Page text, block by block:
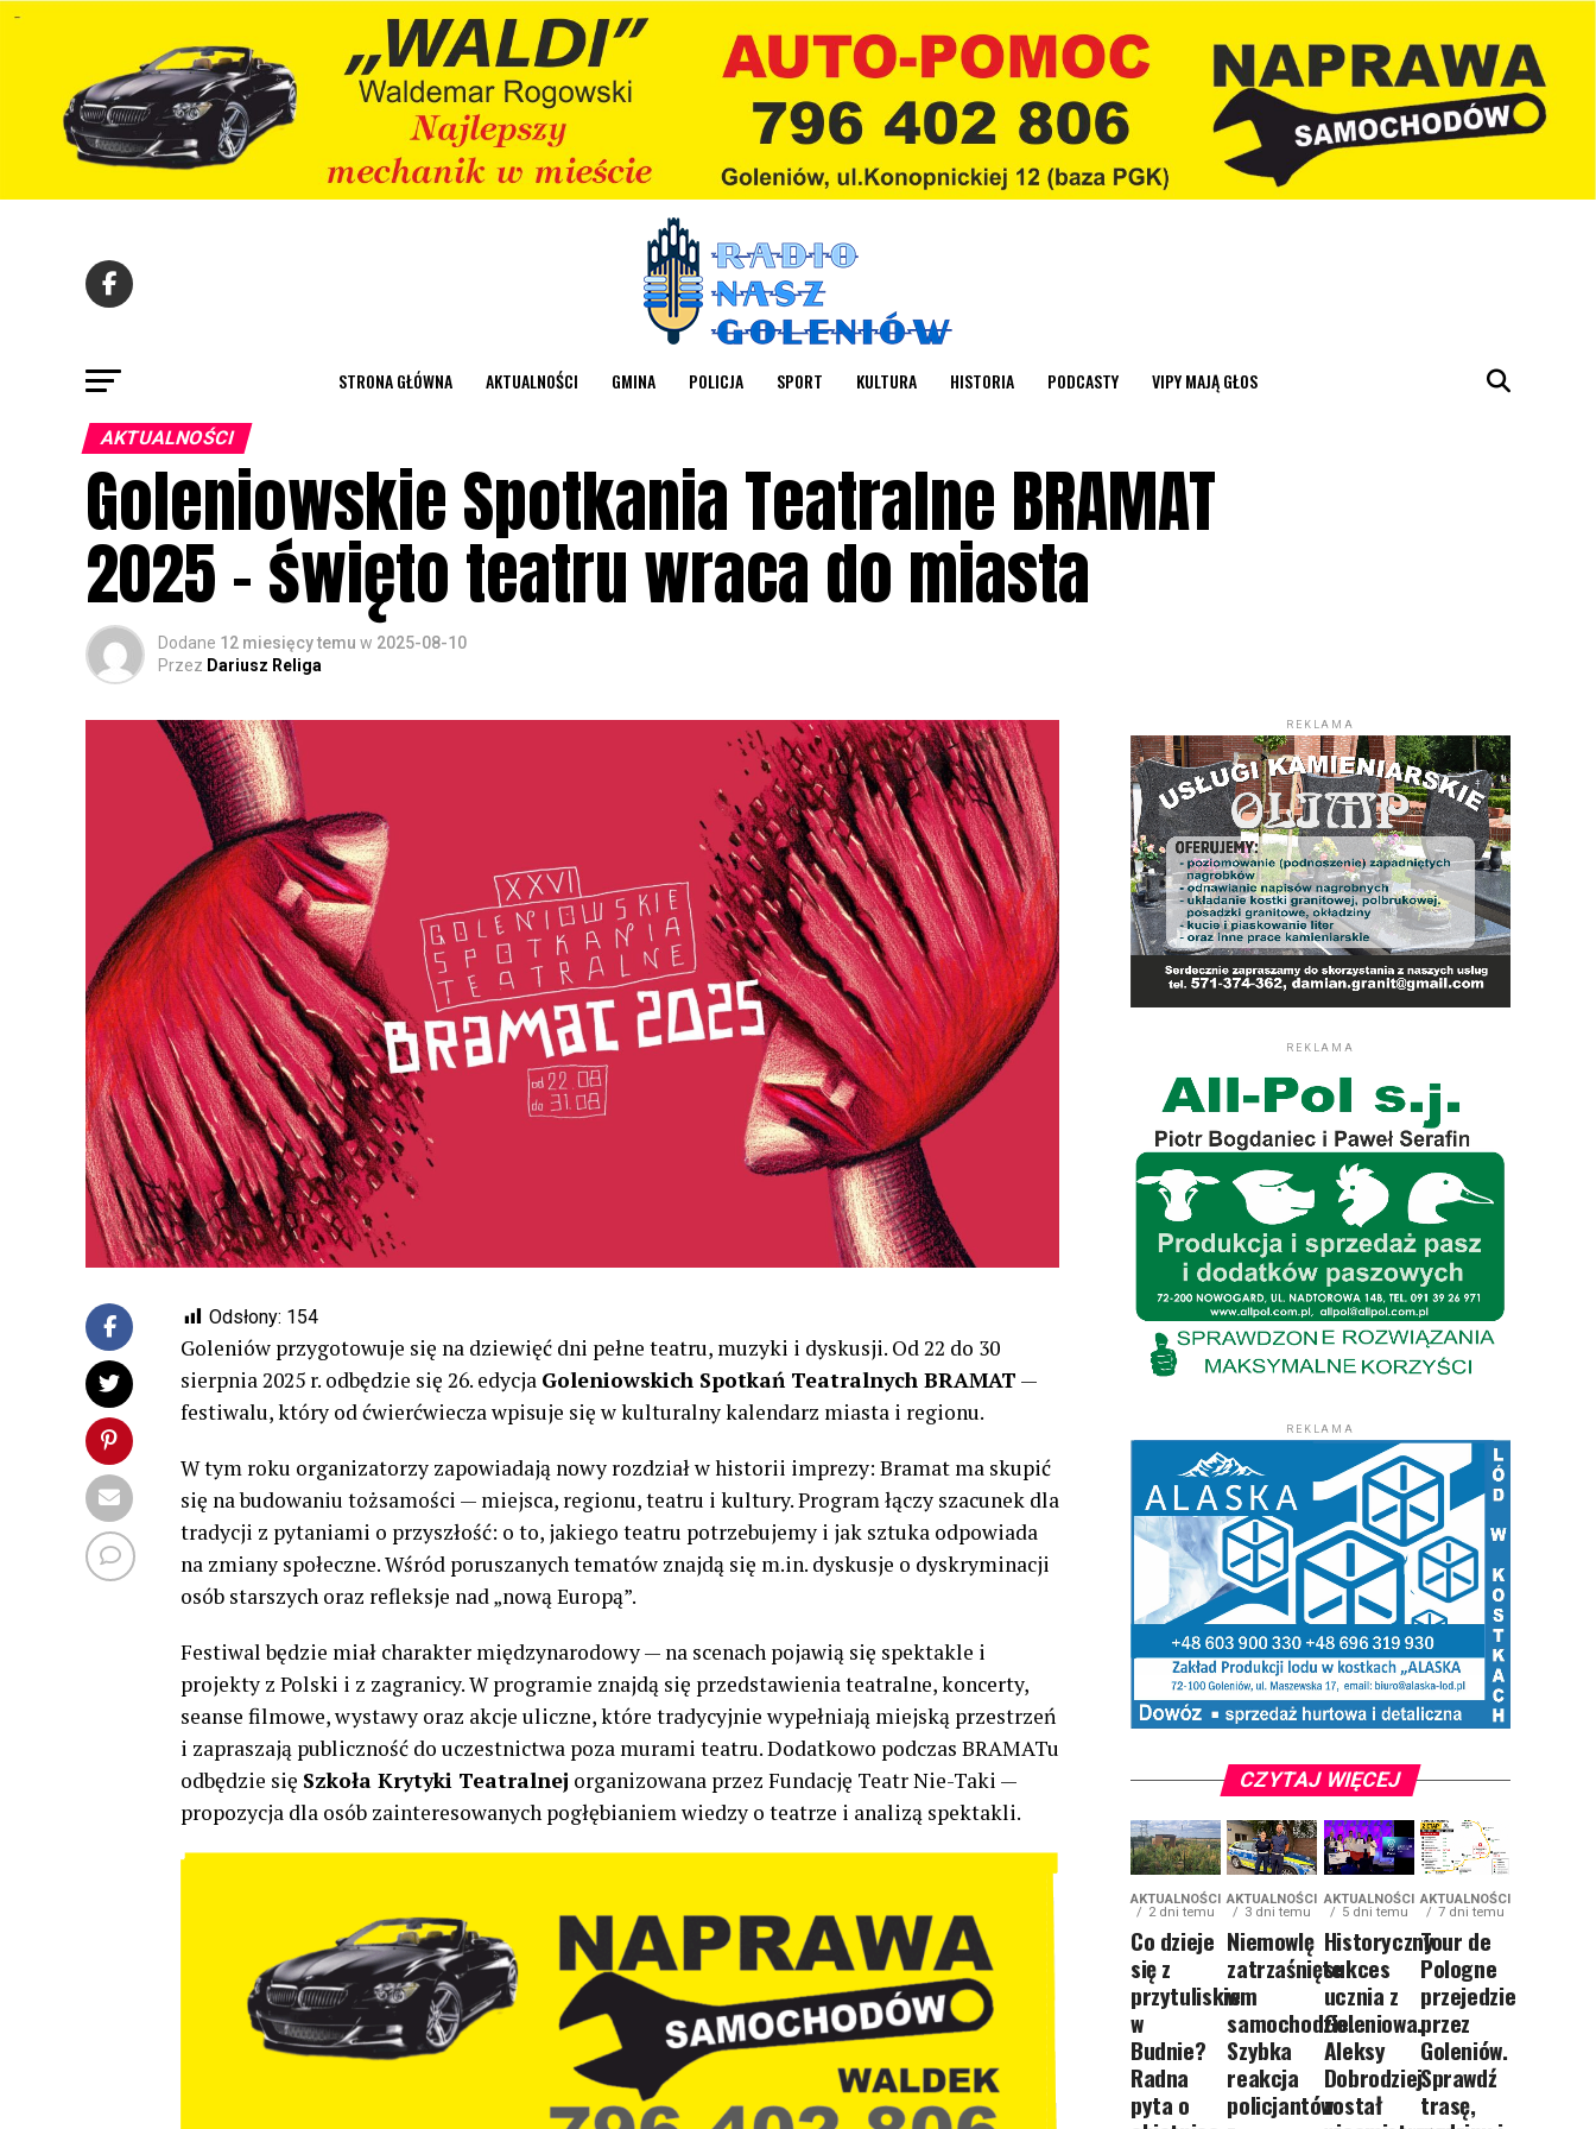
STRONA GŁÓWNA AKTUALNOŚCI GMINA POLICJA SPORT KULTURA HISTORIA PODCASTY VIPY MAJĄ GŁOS
AKTUALNOŚCI
Goleniowskie Spotkania Teatralne BRAMAT
2025 – święto teatru wraca do miasta
Dodane 12 miesięcy temu w 2025-08-10
Przez Dariusz Religa
Odsłony: 154
Goleniów przygotowuje się na dziewięć dni pełne teatru, muzyki i dyskusji. Od 22 do 30
sierpnia 2025 r. odbędzie się 26. edycja Goleniowskich Spotkań Teatralnych BRAMAT —
festiwalu, który od ćwierćwiecza wpisuje się w kulturalny kalendarz miasta i regionu.
W tym roku organizatorzy zapowiadają nowy rozdział w historii imprezy: Bramat ma skupić
się na budowaniu tożsamości — miejsca, regionu, teatru i kultury. Program łączy szacunek dla
tradycji z pytaniami o przyszłość: o to, jakiego teatru potrzebujemy i jak sztuka odpowiada
na zmiany społeczne. Wśród poruszanych tematów znajdą się m.in. dyskusje o dyskryminacji
osób starszych oraz refleksje nad „nową Europą”.
Festiwal będzie miał charakter międzynarodowy — na scenach pojawią się spektakle i
projekty z Polski i z zagranicy. W programie znajdą się przedstawienia teatralne, koncerty,
seanse filmowe, wystawy oraz akcje uliczne, które tradycyjnie wypełniają miejską przestrzeń
i zapraszają publiczność do uczestnictwa poza murami teatru. Dodatkowo podczas BRAMATu
odbędzie się Szkoła Krytyki Teatralnej organizowana przez Fundację Teatr Nie-Taki —
propozycja dla osób zainteresowanych pogłębianiem wiedzy o teatrze i analizą spektakli.
REKLAMA
REKLAMA
REKLAMA
CZYTAJ WIĘCEJ
AKTUALNOŚCI
2 dni temu
Co dzieje
się z
przytuliskiem
w
Budnie?
Radna
pyta o
AKTUALNOŚCI
3 dni temu
Niemowlę
zatrzaśnięte
w
samochodzie.
Szybka
reakcja
policjantów
AKTUALNOŚCI
5 dni temu
Historyczny
sukces
ucznia z
Goleniowa.
Aleksy
Dobrodziej
został
AKTUALNOŚCI
7 dni temu
Tour de
Pologne
przejedzie
przez
Goleniów.
Sprawdź
trasę,